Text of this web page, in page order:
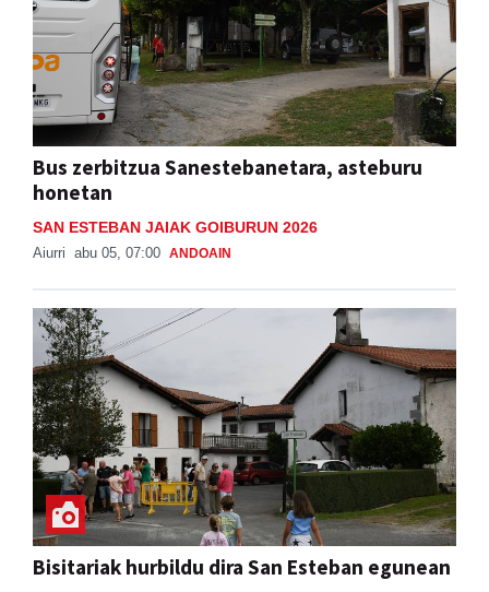
Bus zerbitzua Sanestebanetara, asteburu
honetan
SAN ESTEBAN JAIAK GOIBURUN 2026
Aiurri abu 05, 07:00 ANDOAIN
Bisitariak hurbildu dira San Esteban egunean